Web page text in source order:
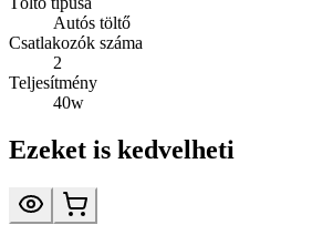
Autós töltő
Csatlakozók száma
2
Teljesítmény
40w
Ezeket is kedvelheti